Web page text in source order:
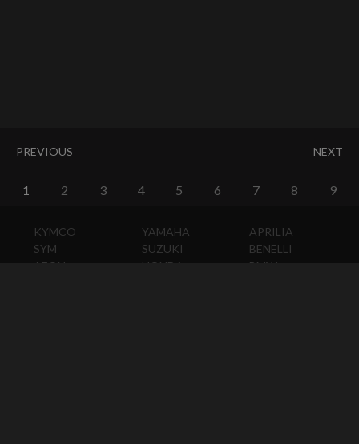
PREVIOUS NEXT
1 2 3 4 5 6 7 8 9
KYMCO
SYM
AEON
YAMAHA
SUZUKI
HONDA
APRILIA
BENELLI
BMW